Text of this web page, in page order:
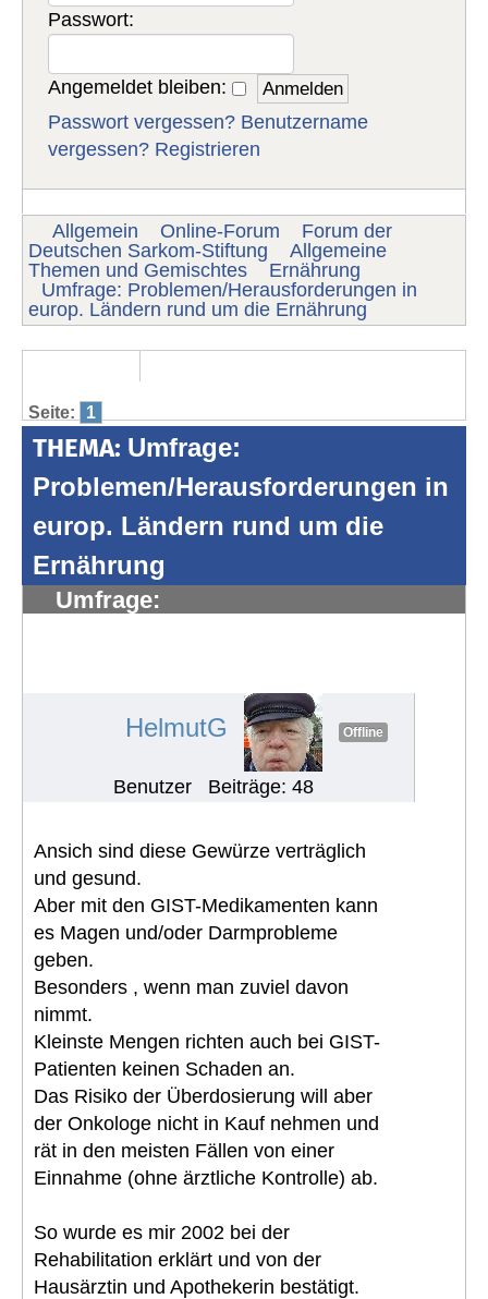
Passwort:
Angemeldet bleiben:
Passwort vergessen? Benutzername
vergessen? Registrieren
Allgemein Online-Forum
Forum der
Deutschen Sarkom-Stiftung
Allgemeine
Themen und Gemischtes
Ernährung
Umfrage: Problemen/Herausforderungen in
europ. Ländern rund um die Ernährung
Seite: 1
THEMA: Umfrage:
Problemen/Herausforderungen in
europ. Ländern rund um die
Ernährung
Umfrage:
HelmutG Offline
Benutzer Beiträge: 48
Ansich sind diese Gewürze verträglich
und gesund.
Aber mit den GIST-Medikamenten kann
es Magen und/oder Darmprobleme
geben.
Besonders , wenn man zuviel davon
nimmt.
Kleinste Mengen richten auch bei GIST-
Patienten keinen Schaden an.
Das Risiko der Überdosierung will aber
der Onkologe nicht in Kauf nehmen und
rät in den meisten Fällen von einer
Einnahme (ohne ärztliche Kontrolle) ab.
So wurde es mir 2002 bei der
Rehabilitation erklärt und von der
Hausärztin und Apothekerin bestätigt.